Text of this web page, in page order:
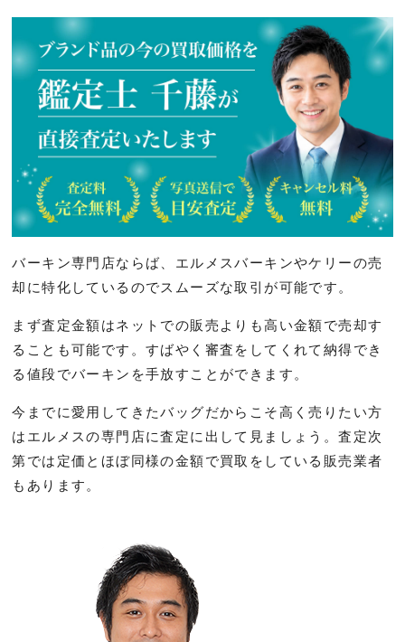
バーキン専門店ならば、エルメスバーキンやケリーの売
却に特化しているのでスムーズな取引が可能です。
まず査定金額はネットでの販売よりも高い金額で売却す
ることも可能です。すばやく審査をしてくれて納得でき
る値段でバーキンを手放すことができます。
今までに愛用してきたバッグだからこそ高く売りたい方
はエルメスの専門店に査定に出して見ましょう。査定次
第では定価とほぼ同様の金額で買取をしている販売業者
もあります。